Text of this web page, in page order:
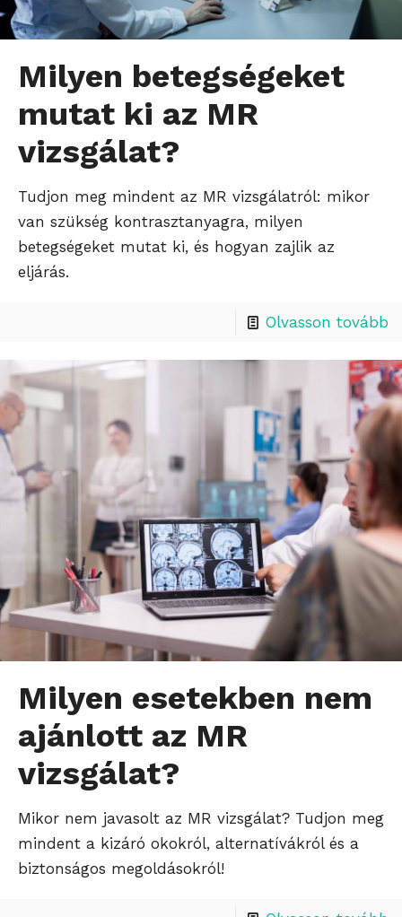
Milyen betegségeket
mutat ki az MR
vizsgálat?
Tudjon meg mindent az MR vizsgálatról: mikor
van szükség kontrasztanyagra, milyen
betegségeket mutat ki, és hogyan zajlik az
eljárás.
Olvasson tovább
Milyen esetekben nem
ajánlott az MR
vizsgálat?
Mikor nem javasolt az MR vizsgálat? Tudjon meg
mindent a kizáró okokról, alternatívákról és a
biztonságos megoldásokról!